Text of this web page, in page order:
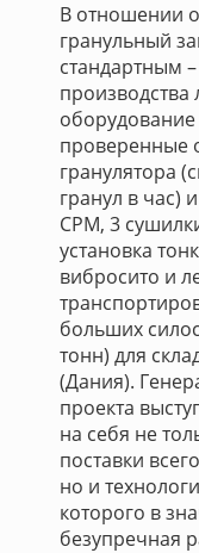
В отношении
гранульный
стандартным
производства
проверенные
гранулятора
гранул в час)
CPM, 3
установка
вибросито и
больших
тонн) для
(Дания).
проекта
на себя не
поставки
но и
которого в
безупречная